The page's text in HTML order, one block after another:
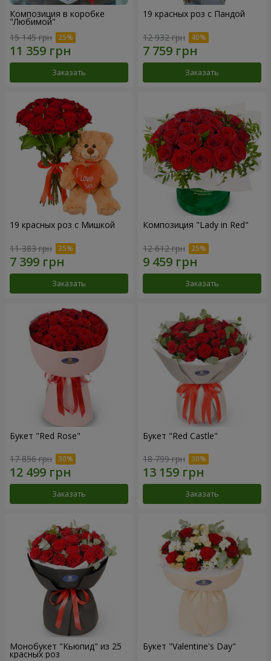
Композиция в коробке
"Любимой"
15 145 грн
Заказать
19 красных роз с Пандой
12 932 грн
Заказать
19 красных роз с Мишкой
11 383 грн
Заказать
Композиция "Lady in Red"
12 612 грн
Заказать
Букет "Red Rose"
17 856 грн
Заказать
Букет "Red Castle"
18 799 грн
Заказать
Монобукет "Кьюпид" из 25
красных роз
Букет "Valentine's Day"